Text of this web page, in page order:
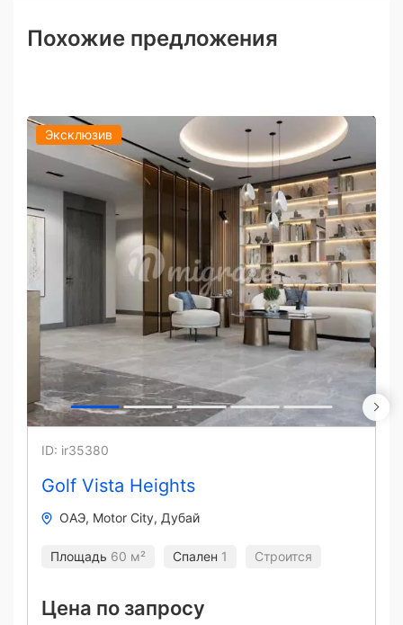
Похожие предложения
Эксклюзив
Golf Vista Heights
ID: ir35380
ОАЭ Motor City Дубай
Площадь 60 м² Спален 1 Строится
Цена по запросу